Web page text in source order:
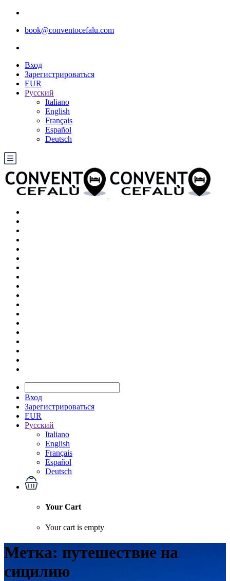
book@conventocefalu.com
Вход
Зарегистрироваться
EUR
Русский
Italiano
English
Français
Español
Deutsch
Вход
Зарегистрироваться
EUR
Русский
Italiano
English
Français
Español
Deutsch
Your Cart
Your cart is empty
Метка: путешествие на
сицилию